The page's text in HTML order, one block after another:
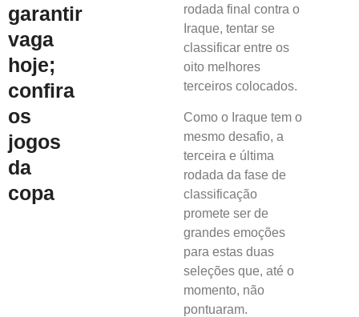
garantir
vaga
hoje;
confira
os
jogos
da
copa
rodada final contra o
Iraque, tentar se
classificar entre os
oito melhores
terceiros colocados.
Como o Iraque tem o
mesmo desafio, a
terceira e última
rodada da fase de
classificação
promete ser de
grandes emoções
para estas duas
seleções que, até o
momento, não
pontuaram.